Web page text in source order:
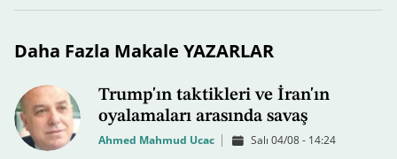
Daha Fazla Makale YAZARLAR
Trump'ın taktikleri ve İran'ın
oyalamaları arasında savaş
Ahmed Mahmud Ucac Salı 04/08 - 14:24